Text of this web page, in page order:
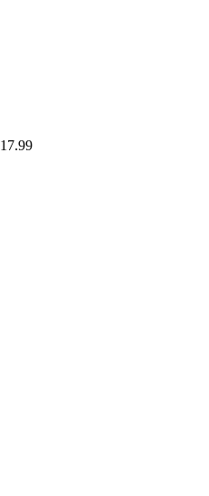
17.99